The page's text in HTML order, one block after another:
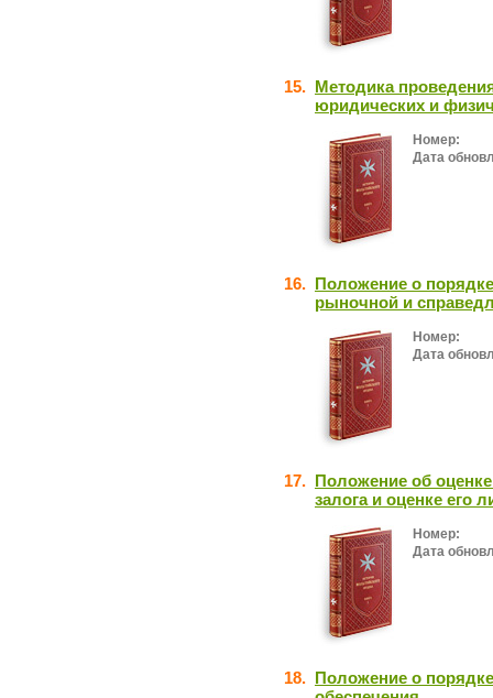
15. Методика
юридических и
Номер:
Дата
16. Положение о
рыночной и
Номер:
Дата
17. Положение об оценке
залога и оценке его
Номер:
Дата
18. Положение о